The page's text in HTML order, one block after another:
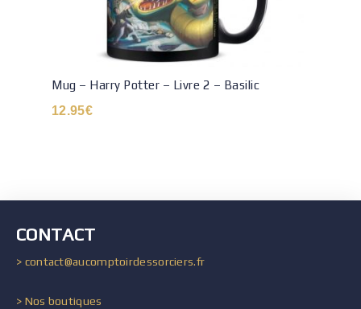
Mug – Harry Potter – Livre 2 – Basilic
12.95€
CONTACT
> contact@aucomptoirdessorciers.fr
> Nos boutiques